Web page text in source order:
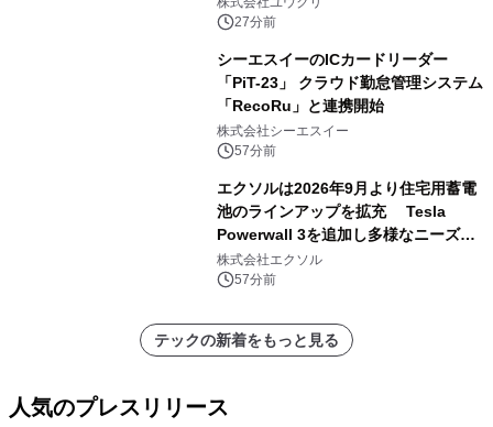
27分前
シーエスイーのICカードリーダー
「PiT-23」 クラウド勤怠管理システム
「RecoRu」と連携開始
株式会社シーエスイー
57分前
エクソルは2026年9月より住宅用蓄電
池のラインアップを拡充 Tesla
Powerwall 3を追加し多様なニーズに
応える提案体制を強化
株式会社エクソル
57分前
テックの新着をもっと見る
人気のプレスリリース